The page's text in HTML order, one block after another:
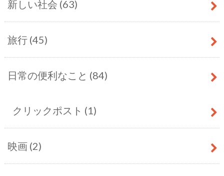
新しい社会 (63)
旅行 (45)
日常の便利なこと (84)
クリックポスト (1)
映画 (2)